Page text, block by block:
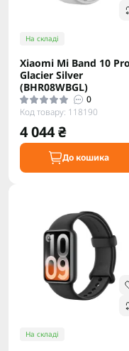
На складі
Xiaomi Mi Band 10 Pro
Glacier Silver
(BHR08WBGL)
0
Код товару: 118190
4 044 ₴
До кошика
На складі